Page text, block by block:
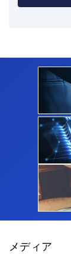
メディア